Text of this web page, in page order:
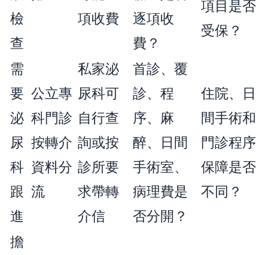
檢
查
項收費
逐項收
費？
項目是否
受保？
需
要
泌
尿
科
跟
進
公立專
科門診
按轉介
資料分
流
私家泌
尿科可
自行查
詢或按
診所要
求帶轉
介信
首診、覆
診、程
序、麻
醉、日間
手術室、
病理費是
否分開？
住院、日
間手術和
門診程序
保障是否
不同？
擔